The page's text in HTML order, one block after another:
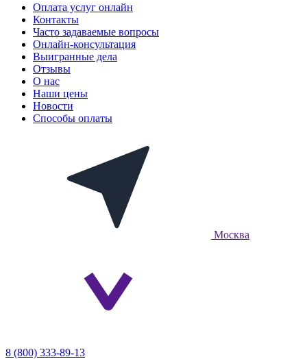
Оплата услуг онлайн
Контакты
Часто задаваемые вопросы
Онлайн-консультация
Выигранные дела
Отзывы
О нас
Наши цены
Новости
Способы оплаты
Москва
8 (800) 333-89-13